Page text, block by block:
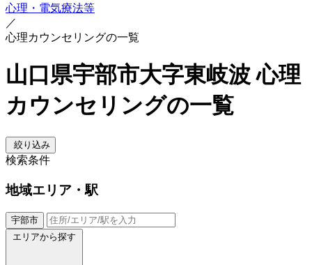
心理・電気療法等
／
心理カウンセリングの一覧
山口県宇部市大字東岐波 心理
カウンセリングの一覧
絞り込み
検索条件
地域エリア・駅
宇部市
エリアから探す